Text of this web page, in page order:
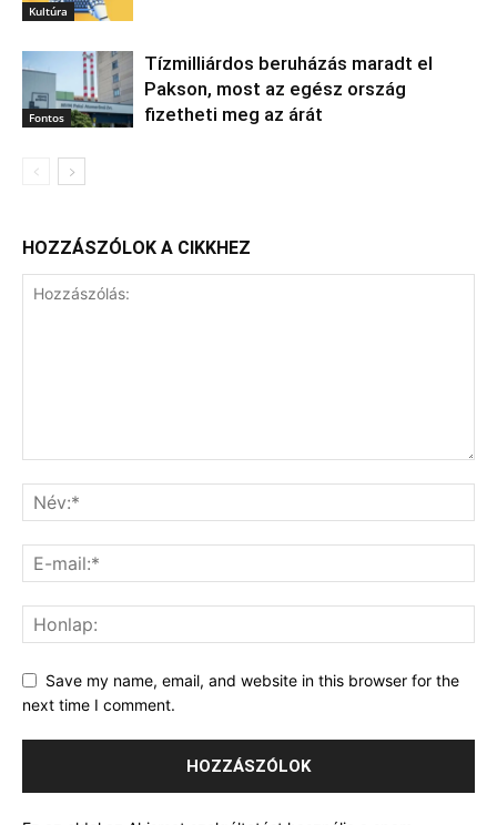
Kultúra
Fontos
Tízmilliárdos beruházás maradt el
Pakson, most az egész ország
fizetheti meg az árát
HOZZÁSZÓLOK A CIKKHEZ
Save my name, email, and website in this browser for the
next time I comment.